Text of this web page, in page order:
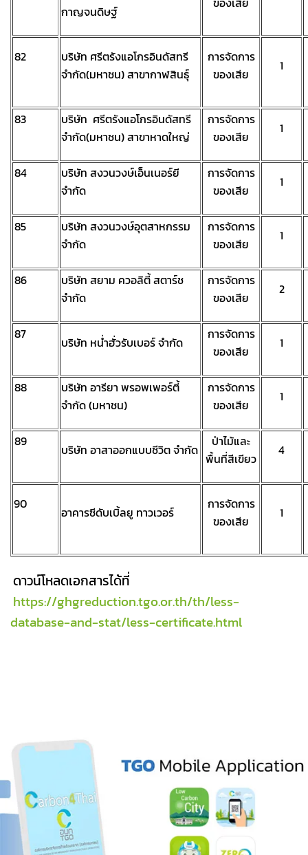
กาญจนดิษฐ์
82
บริษัท ศรีตรังแอโกรอินดัสทรี
จำกัด(มหาชน) สาขากาฬสินธุ์
การจัดการ
ของเสีย
1
83
บริษัท ศรีตรังแอโกรอินดัสทรี
จำกัด(มหาชน) สาขาหาดใหญ่
การจัดการ
ของเสีย
1
84
บริษัท สงวนวงษ์เอ็นเนอร์ยี
จำกัด
การจัดการ
ของเสีย
1
85
บริษัท สงวนวงษ์อุตสาหกรรม
จำกัด
การจัดการ
ของเสีย
1
86
บริษัท สยาม ควอลิตี้ สตาร์ช
จำกัด
การจัดการ
ของเสีย
2
87
บริษัท หน่ำฮั่วรับเบอร์ จำกัด
การจัดการ
ของเสีย
1
88
บริษัท อารียา พรอพเพอร์ตี้
จำกัด (มหาชน)
การจัดการ
ของเสีย
1
89
บริษัท อาสาออกแบบชีวิต จำกัด
ป่าไม้และ
พื้นที่สีเขียว
4
90
อาคารซีดับเบิ้ลยู ทาวเวอร์
การจัดการ
ของเสีย
1
ดาวน์โหลดเอกสารได้ที่
https://ghgreduction.tgo.or.th/th/less-
database-and-stat/less-certificate.html